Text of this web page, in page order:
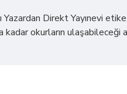
Yazardan Direkt Yayınevi
okurların